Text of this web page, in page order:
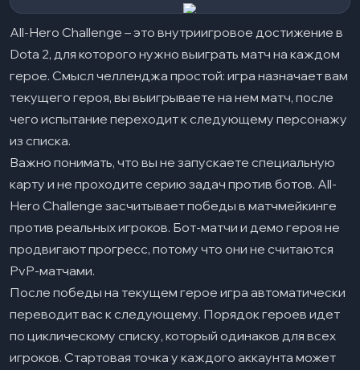
All-Hero Challenge – это внутриигровое достижение в
Dota 2, для которого нужно выиграть матч на каждом
герое. Смысл челленджа простой: игра назначает вам
текущего героя, вы выигрываете на нем матч, после
чего испытание переходит к следующему персонажу
из списка.
Важно понимать, что вы не запускаете специальную
карту и не проходите серию задач против ботов. All-
Hero Challenge засчитывает победы в матчмейкинге
против реальных игроков. Бот-матчи и демо героя не
продвигают прогресс, потому что они не считаются
PvP-матчами.
После победы на текущем герое игра автоматически
переводит вас к следующему. Порядок героев идет
по циклическому списку, который одинаков для всех
игроков. Стартовая точка у каждого аккаунта может